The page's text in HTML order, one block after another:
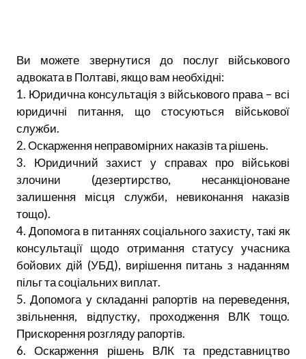
Ви можете звернутися до послуг військового
адвоката в Полтаві, якщо вам необхідні:
1. Юридична консультація з військового права – всі
юридичні питання, що стосуються військової
служби.
2. Оскарження неправомірних наказів та рішень.
3. Юридичний захист у справах про військові
злочини (дезертирство, несанкціоноване
залишення місця служби, невиконання наказів
тощо).
4. Допомога в питаннях соціального захисту, такі як
консультації щодо отримання статусу учасника
бойових дій (УБД), вирішення питань з наданням
пільг та соціальних виплат.
5. Допомога у складанні рапортів на переведення,
звільнення, відпустку, проходження ВЛК тощо.
Прискорення розгляду рапортів.
6. Оскарження рішень ВЛК та представництво